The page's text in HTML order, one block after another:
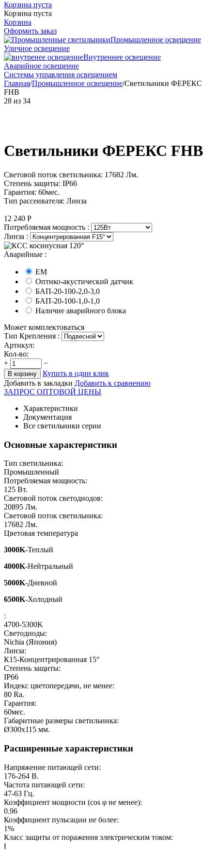
Корзина пуста
Корзина пуста
Корзина
Оформить заказ
Промышленное освещение
Уличное освещение
Внутреннее освещение
Аварийное освещение
Системы управления освещением
Главная/Промышленное освещение/Светильники ФЕРЕКС
FHB
28 из 34
Светильники ФЕРЕКС FHB
Световой поток светильника: 17682 Лм.
Степень защиты: IP66
Гарантия: 60мес.
Тип рассеивателя: Линза
12 240 Р
Потребляемая мощность :
Линза :
Аварийные :
EM
Оптико-акустический датчик
БАП-20-100-2,0-3,0
БАП-20-100-1,0-1,0
Наличие аварийного блока
Может комплектоваться
Тип Крепления :
Артикул:
Кол-во:
+
−
В корзину
Купить в один клик
Добавить в закладки Добавить к сравнению
ЗАПРОС ОПТОВОЙ ЦЕНЫ
Характеристики
Документация
Все светильники серии
Основные характеристики
Тип светильника:
Промышленный
Потребляемая мощность:
125 Вт.
Световой поток светодиодов:
20895 Лм.
Световой поток светильника:
17682 Лм.
Цветовая температура
3000K-Теплый
4000K-Нейтральный
5000K-Дневной
6500K-Холодный
:
4700-5300K
Светодиоды:
Nichia (Япония)
Линза:
К15-Концентрированная 15°
Степень защиты:
IP66
Индекс цветопередачи, не менее:
80 Ra.
Гарантия:
60мес.
Габаритные размеры светильника:
Ø300x115 мм.
Расширенные характеристики
Напряжение питающей сети:
176-264 В.
Частота питающей сети:
47-63 Гц.
Коэффициент мощности (cos φ не менее):
0.96
Коэффициент пульсации не более:
1%
Класс защиты от поражения электрическим током: